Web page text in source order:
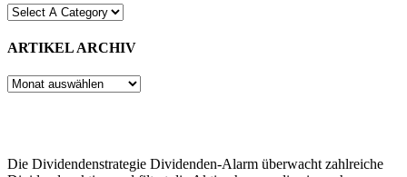
ARTIKEL ARCHIV
ARTIKEL
Die Dividendenstrategie Dividenden-Alarm überwacht zahlreiche